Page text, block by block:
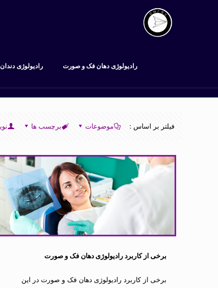
رادیولوژی دهان فک و صورت رادیولوژی دندان
فیلتر بر اساس : موضوعات برچسب ها
برخی از کاربرد رادیولوژی دهان فک و صورت
برخی از کاربرد رادیولوژی دهان فک و صورت در این